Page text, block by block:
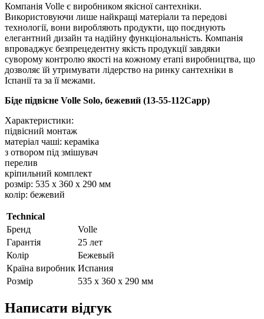
Компанія Volle є виробником якісної сантехніки.
Використовуючи лише найкращі матеріали та передові
технології, вони виробляють продукти, що поєднують
елегантний дизайн та надійну функціональність. Компанія
впроваджує безпрецедентну якість продукції завдяки
суворому контролю якості на кожному етапі виробництва, що
дозволяє їй утримувати лідерство на ринку сантехніки в
Іспанії та за її межами.
Біде підвісне Volle Solo, бежевий (13-55-112Capp)
Характеристики:
підвісний монтаж
матеріал чаші: кераміка
з отвором під змішувач
перелив
кріпильний комплект
розмір: 535 х 360 х 290 мм
колір: бежевий
Technical
Бренд
Volle
Гарантія
25 лет
Колір
Бежевый
Країна виробник Испания
Розмір
535 х 360 х 290 мм
Написати відгук